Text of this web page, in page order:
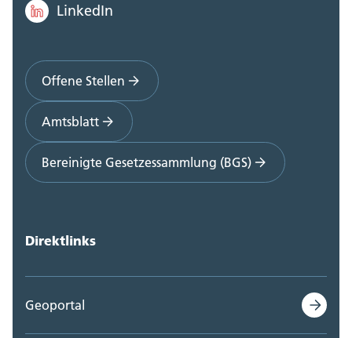
LinkedIn
Offene Stellen
Amtsblatt
Bereinigte Gesetzessammlung (BGS)
Direktlinks
Geoportal